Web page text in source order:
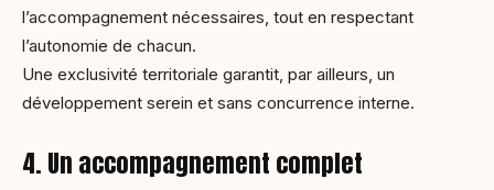
l’accompagnement nécessaires, tout en respectant
l’autonomie de chacun.
Une exclusivité territoriale garantit, par ailleurs, un
développement serein et sans concurrence interne.
4. Un accompagnement complet